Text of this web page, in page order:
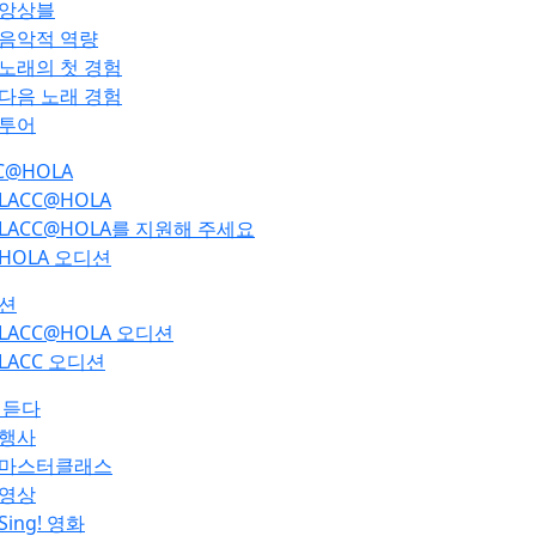
앙상블
음악적 역량
노래의 첫 경험
다음 노래 경험
투어
LACC@HOLA
LACC@HOLA를 지원해 주세요
HOLA 오디션
LACC@HOLA 오디션
LACC 오디션
다
행사
마스터클래스
영상
영화